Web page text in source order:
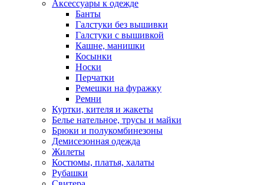
Аксессуары к одежде
Банты
Галстуки без вышивки
Галстуки с вышивкой
Кашне, манишки
Косынки
Носки
Перчатки
Ремешки на фуражку
Ремни
Куртки, кителя и жакеты
Белье нательное, трусы и майки
Брюки и полукомбинезоны
Демисезонная одежда
Жилеты
Костюмы, платья, халаты
Рубашки